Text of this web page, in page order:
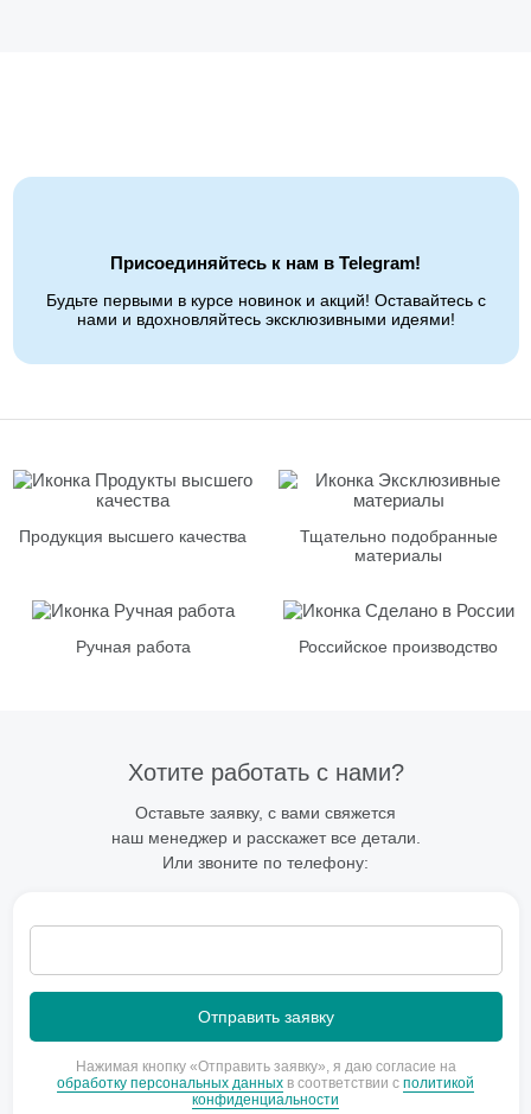
Присоединяйтесь к нам в Telegram!
Будьте первыми в курсе новинок и акций! Оставайтесь с
нами и вдохновляйтесь эксклюзивными идеями!
Продукция высшего качества
Тщательно подобранные
материалы
Ручная работа Российское производство
Хотите работать с нами?
Оставьте заявку, с вами свяжется
наш менеджер и расскажет все детали.
Или звоните по телефону:
Нажимая кнопку «Отправить заявку», я даю согласие на
обработку персональных данных в соответствии с политикой
конфиденциальности